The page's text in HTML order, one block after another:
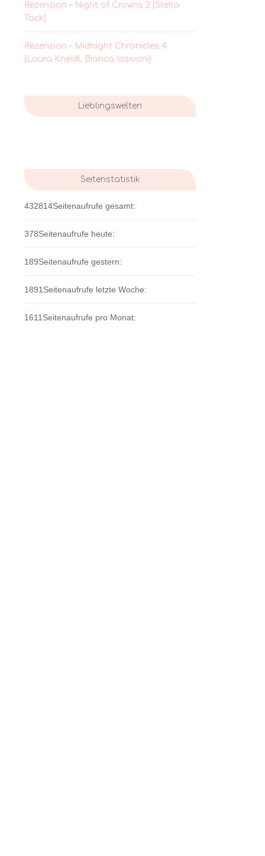
Rezension – Night of Crowns 2 (Stella
Tack)
Rezension – Midnight Chronicles 4
(Laura Kneidl, Bianca Iosivoni)
Lieblingswelten
Seitenstatistik
432814Seitenaufrufe gesamt:
378Seitenaufrufe heute:
189Seitenaufrufe gestern:
1891 Seitenaufrufe letzte Woche:
1611 Seitenaufrufe pro Monat: